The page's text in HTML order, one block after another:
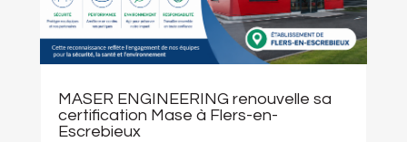
MASER ENGINEERING renouvelle sa
certification Mase à Flers-en-
Escrebieux